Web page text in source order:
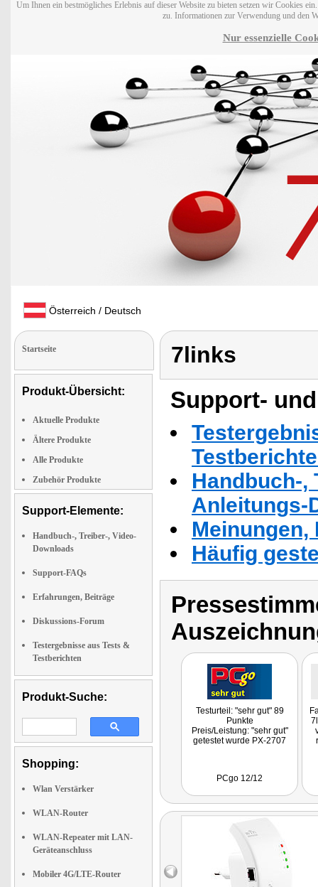
Um Ihnen ein bestmögliches Erlebnis auf dieser Website zu bieten setzen wir Cookies
zu. Informationen zur Verwendung und den
Nur essenzielle
Österreich / Deutsch
Startseite
Produkt-Übersicht:
Aktuelle Produkte
Ältere Produkte
Alle Produkte
Zubehör Produkte
Support-Elemente:
Handbuch-, Treiber-, Video-
Downloads
Support-FAQs
Erfahrungen, Beiträge
Diskussions-Forum
Testergebnisse aus Tests &
Testberichten
Produkt-Suche:
Shopping:
Wlan Verstärker
WLAN-Router
WLAN-Repeater mit LAN-
Geräteanschluss
Mobiler 4G/LTE-Router
7links
Support-
Handbuch-,
Anleitungs-
Häufig
Testurteil: "sehr gut" 89
Punkte
Preis/Leistung: "sehr gut"
getestet wurde PX-2707
PCgo 12/12